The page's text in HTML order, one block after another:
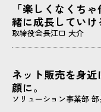
「楽しくなくち
緒に成長していけ
取締役会長江口 大介
ネット販売を身
顔に。
ソリューション事業部